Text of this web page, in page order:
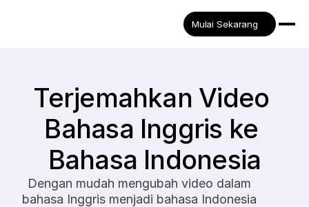
Mulai Sekarang
Terjemahkan Video
Bahasa Inggris ke
Bahasa Indonesia
Dengan mudah mengubah video dalam
bahasa Inggris menjadi bahasa Indonesia